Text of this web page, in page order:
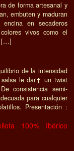
de forma artesanal y
embuten y maduran
en secaderos
vivos como el
[…]
de la intensidad
le dar‡ un twist
consistencia semi-
para cualquier
Presentación :
100% Ibérico